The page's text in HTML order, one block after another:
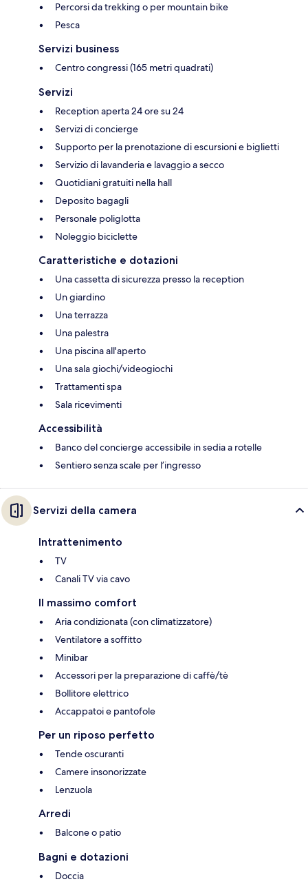
Percorsi da trekking o per mountain bike
Pesca
Servizi business
Centro congressi (165 metri quadrati)
Servizi
Reception aperta 24 ore su 24
Servizi di concierge
Supporto per la prenotazione di escursioni e biglietti
Servizio di lavanderia e lavaggio a secco
Quotidiani gratuiti nella hall
Deposito bagagli
Personale poliglotta
Noleggio biciclette
Caratteristiche e dotazioni
Una cassetta di sicurezza presso la reception
Un giardino
Una terrazza
Una palestra
Una piscina all'aperto
Una sala giochi/videogiochi
Trattamenti spa
Sala ricevimenti
Accessibilità
Banco del concierge accessibile in sedia a rotelle
Sentiero senza scale per l’ingresso
Servizi della camera
Intrattenimento
TV
Canali TV via cavo
Il massimo comfort
Aria condizionata (con climatizzatore)
Ventilatore a soffitto
Minibar
Accessori per la preparazione di caffè/tè
Bollitore elettrico
Accappatoi e pantofole
Per un riposo perfetto
Tende oscuranti
Camere insonorizzate
Lenzuola
Arredi
Balcone o patio
Bagni e dotazioni
Doccia